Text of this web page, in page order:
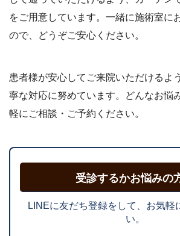
をご用意しています。一緒に施術室に
ので、どうぞご安心ください。
患者様が安心してご来院いただけるよ
寧な対応に努めています。どんなお悩
軽にご相談・ご予約ください。
受診するかお悩みの
LINEに友だち登録をして、お気軽
い。